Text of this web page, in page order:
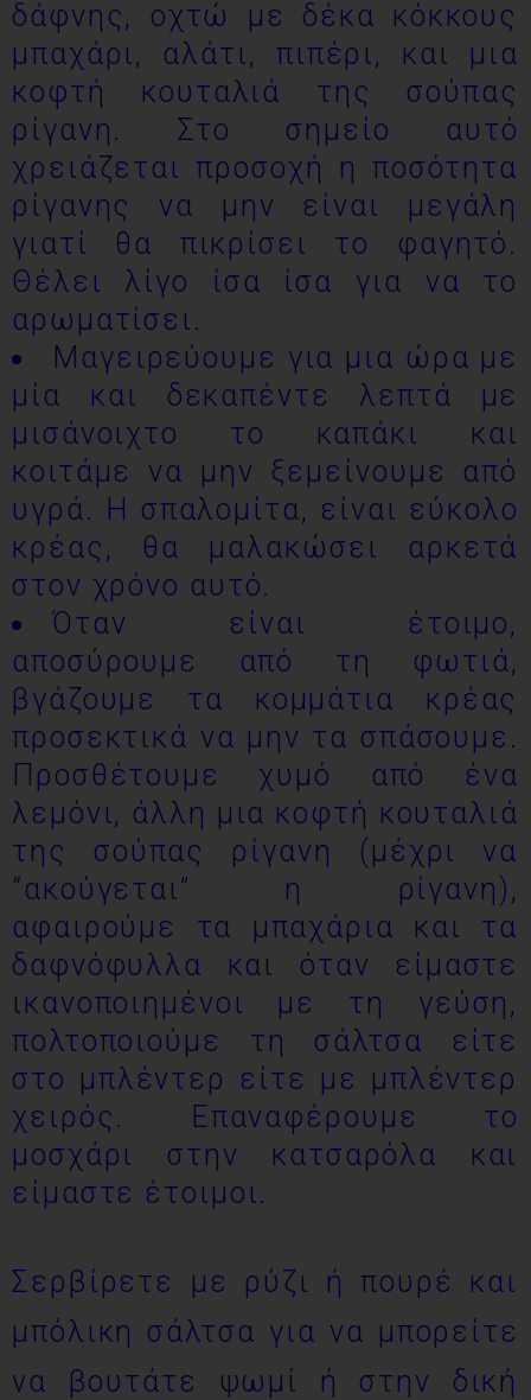
δάφνης, οχτώ με δέκα κόκκους
μπαχάρι, αλάτι, πιπέρι, και μια
κοφτή κουταλιά της σούπας
ρίγανη. Στο σημείο αυτό
χρειάζεται προσοχή η ποσότητα
ρίγανης να μην είναι μεγάλη
γιατί θα πικρίσει το φαγητό.
Θέλει λίγο ίσα ίσα για να το
αρωματίσει.
Μαγειρεύουμε για μια ώρα με
μία και δεκαπέντε λεπτά με
μισάνοιχτο το καπάκι και
κοιτάμε να μην ξεμείνουμε από
υγρά. Η σπαλομίτα, είναι εύκολο
κρέας, θα μαλακώσει αρκετά
στον χρόνο αυτό.
Όταν είναι έτοιμο,
αποσύρουμε από τη φωτιά,
βγάζουμε τα κομμάτια κρέας
προσεκτικά να μην τα σπάσουμε.
Προσθέτουμε χυμό από ένα
λεμόνι, άλλη μια κοφτή κουταλιά
της σούπας ρίγανη (μέχρι να
“ακούγεται” η ρίγανη),
αφαιρούμε τα μπαχάρια και τα
δαφνόφυλλα και όταν είμαστε
ικανοποιημένοι με τη γεύση,
πολτοποιούμε τη σάλτσα είτε
στο μπλέντερ είτε με μπλέντερ
χειρός. Επαναφέρουμε το
μοσχάρι στην κατσαρόλα και
είμαστε έτοιμοι.
Σερβίρετε με ρύζι ή πουρέ και
μπόλικη σάλτσα για να μπορείτε
να βουτάτε ψωμί ή στην δική